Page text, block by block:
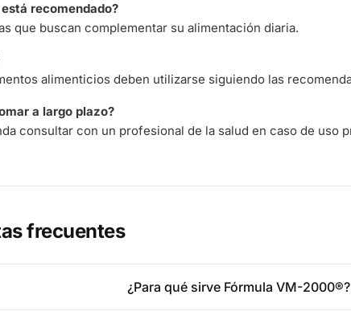
recomendado?
que buscan complementar su alimentación diaria.
alimenticios deben utilizarse siguiendo las
a largo plazo?
consultar con un profesional de la salud en caso de uso
frecuentes
¿Para qué sirve Fórmula VM-2000®?